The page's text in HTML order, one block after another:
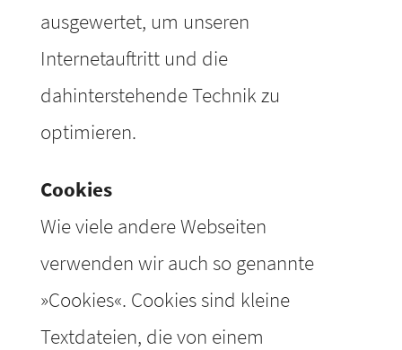
ausgewertet, um unseren
Internetauftritt und die
dahinterstehende Technik zu
optimieren.
Cookies
Wie viele andere Webseiten
verwenden wir auch so genannte
»Cookies«. Cookies sind kleine
Textdateien, die von einem